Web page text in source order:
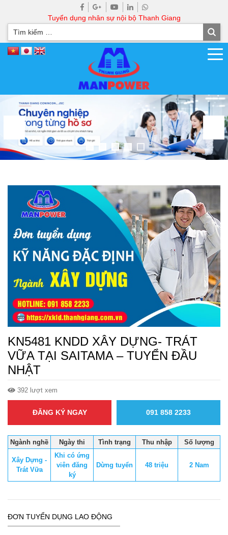
Tuyển dụng nhân sự nội bộ Thanh Giang
KN5481 KNDD XÂY DỰNG- TRÁT
VỮA TẠI SAITAMA – TUYỂN ĐẦU
NHẬT
392 lượt xem
ĐĂNG KÝ NGAY 091 858 2233
Ngành nghề Ngày thi Tình trạng Thu nhập Số lượng
Xây Dựng -
Trát Vữa
Khi có ứng
viên đăng
ký
Dừng tuyển 48 triệu 2 Nam
ĐƠN TUYỂN DỤNG LAO ĐỘNG